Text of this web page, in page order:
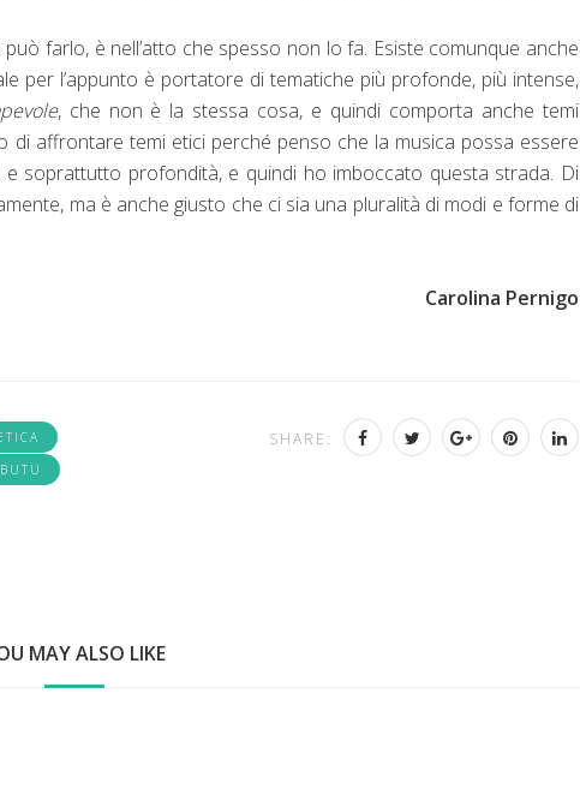
farlo, è nell’atto che spesso non lo fa. Esiste comunque anche
per l’appunto è portatore di tematiche più profonde, più intense,
, che non è la stessa cosa, e quindi comporta anche temi
di affrontare temi etici perché penso che la musica possa essere
soprattutto profondità, e quindi ho imboccato questa strada. Di
ma è anche giusto che ci sia una pluralità di modi e forme di
Carolina Pernigo
SHARE:
MAY ALSO LIKE